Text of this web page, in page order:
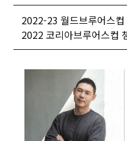
2022-23 월드브루어스
2022 코리아브루어스컵